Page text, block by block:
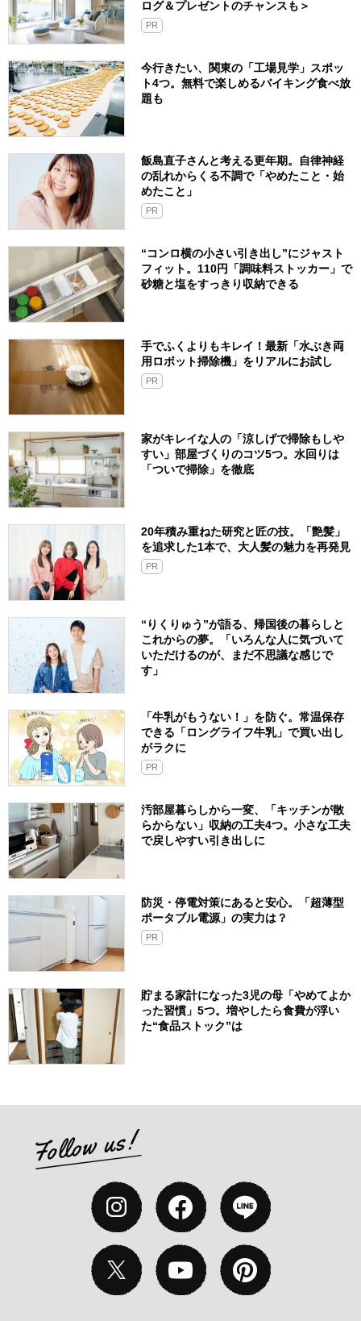
ログ＆プレゼントのチャンスも＞
PR
今行きたい、関東の「工場見学」スポッ
ト4つ。無料で楽しめるバイキング食べ放
題も
飯島直子さんと考える更年期。自律神経
の乱れからくる不調で「やめたこと・始
めたこと」
PR
“コンロ横の小さい引き出し”にジャスト
フィット。110円「調味料ストッカー」で
砂糖と塩をすっきり収納できる
手でふくよりもキレイ！最新「水ぶき両
用ロボット掃除機」をリアルにお試し
PR
家がキレイな人の「涼しげで掃除もしや
すい」部屋づくりのコツ5つ。水回りは
「ついで掃除」を徹底
20年積み重ねた研究と匠の技。「艶髪」
を追求した1本で、大人髪の魅力を再発見
PR
“りくりゅう”が語る、帰国後の暮らしと
これからの夢。「いろんな人に気づいて
いただけるのが、まだ不思議な感じで
す」
「牛乳がもうない！」を防ぐ。常温保存
できる「ロングライフ牛乳」で買い出し
がラクに
PR
汚部屋暮らしから一変、「キッチンが散
らからない」収納の工夫4つ。小さな工夫
で戻しやすい引き出しに
防災・停電対策にあると安心。「超薄型
ポータブル電源」の実力は？​
PR
貯まる家計になった3児の母「やめてよか
った習慣」5つ。増やしたら食費が浮い
た“食品ストック”は